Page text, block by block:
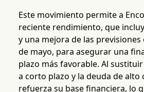
Este movimiento permite a
reciente rendimiento, que
y una mejora de las previsiones
de mayo, para asegurar una
plazo más favorable. Al
a corto plazo y la deuda de alto
refuerza su base financiera, lo